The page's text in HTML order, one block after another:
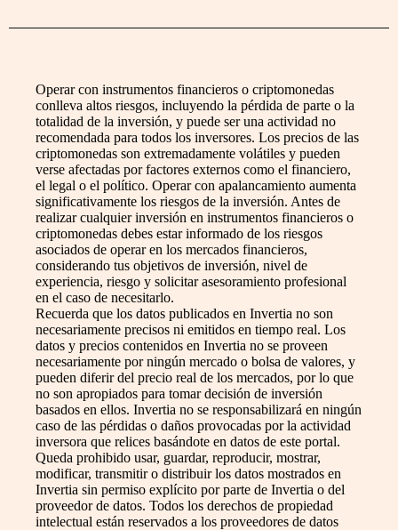
Operar con instrumentos financieros o criptomonedas
conlleva altos riesgos, incluyendo la pérdida de parte o la
totalidad de la inversión, y puede ser una actividad no
recomendada para todos los inversores. Los precios de las
criptomonedas son extremadamente volátiles y pueden
verse afectadas por factores externos como el financiero,
el legal o el político. Operar con apalancamiento aumenta
significativamente los riesgos de la inversión. Antes de
realizar cualquier inversión en instrumentos financieros o
criptomonedas debes estar informado de los riesgos
asociados de operar en los mercados financieros,
considerando tus objetivos de inversión, nivel de
experiencia, riesgo y solicitar asesoramiento profesional
en el caso de necesitarlo.
Recuerda que los datos publicados en Invertia no son
necesariamente precisos ni emitidos en tiempo real. Los
datos y precios contenidos en Invertia no se proveen
necesariamente por ningún mercado o bolsa de valores, y
pueden diferir del precio real de los mercados, por lo que
no son apropiados para tomar decisión de inversión
basados en ellos. Invertia no se responsabilizará en ningún
caso de las pérdidas o daños provocadas por la actividad
inversora que relices basándote en datos de este portal.
Queda prohibido usar, guardar, reproducir, mostrar,
modificar, transmitir o distribuir los datos mostrados en
Invertia sin permiso explícito por parte de Invertia o del
proveedor de datos. Todos los derechos de propiedad
intelectual están reservados a los proveedores de datos